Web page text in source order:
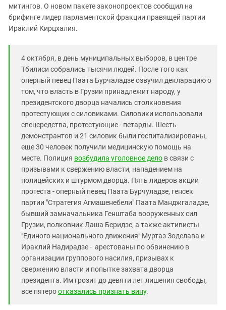
митингов. О новом пакете законопроектов сообщил на
брифинге лидер парламентской фракции правящей партии
Ираклий Кирцхалия.
4 октября, в день муниципальных выборов, в центре
Тбилиси собрались тысячи людей. После того как
оперный певец Паата Бурчаладзе озвучил декларацию о
том, что власть в Грузии принадлежит народу, у
президентского дворца начались столкновения
протестующих с силовиками. Силовики использовали
спецсредства, протестующие - петарды. Шесть
демонстрантов и 21 силовик были госпитализированы,
еще 30 человек получили медицинскую помощь на
месте. Полиция возбудила уголовное дело в связи с
призывами к свержению власти, нападением на
полицейских и штурмом дворца. Пять лидеров акции
протеста - оперный певец Паата Бурчуладзе, генсек
партии "Стратегия Агмашенебели" Паата Манджгаладзе,
бывший замначальника Генштаба вооруженных сил
Грузии, полковник Лаша Беридзе, а также активисты
"Единого национального движения" Муртаз Зоделава и
Ираклий Надирадзе - арестованы по обвинению в
организации группового насилия, призывах к
свержению власти и попытке захвата дворца
президента. Им грозит до девяти лет лишения свободы,
все пятероотказались признать вину.